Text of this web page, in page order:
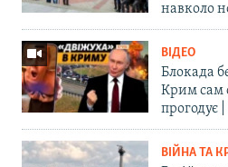
навколо
ВІДЕО
Блокада
Крим сам
прогодує
ВІЙНА ТА